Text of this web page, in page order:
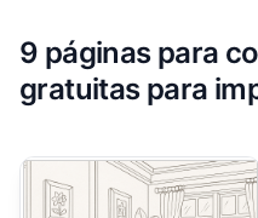
9 páginas para
gratuitas para